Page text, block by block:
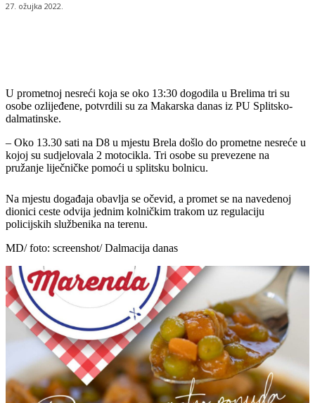
27. ožujka 2022.
U prometnoj nesreći koja se oko 13:30 dogodila u Brelima tri su
osobe ozlijeđene, potvrdili su za Makarska danas iz PU Splitsko-
dalmatinske.
– Oko 13.30 sati na D8 u mjestu Brela došlo do prometne nesreće u
kojoj su sudjelovala 2 motocikla. Tri osobe su prevezene na
pružanje liječničke pomoći u splitsku bolnicu.
Na mjestu događaja obavlja se očevid, a promet se na navedenoj
dionici ceste odvija jednim kolničkim trakom uz regulaciju
policijskih službenika na terenu.
MD/ foto: screenshot/ Dalmacija danas